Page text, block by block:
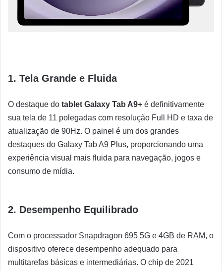
1. Tela Grande e Fluida
O destaque do tablet Galaxy Tab A9+ é definitivamente
sua tela de 11 polegadas com resolução Full HD e taxa de
atualização de 90Hz. O painel é um dos grandes
destaques do Galaxy Tab A9 Plus, proporcionando uma
experiência visual mais fluida para navegação, jogos e
consumo de mídia.
2. Desempenho Equilibrado
Com o processador Snapdragon 695 5G e 4GB de RAM, o
dispositivo oferece desempenho adequado para
multitarefas básicas e intermediárias. O chip de 2021